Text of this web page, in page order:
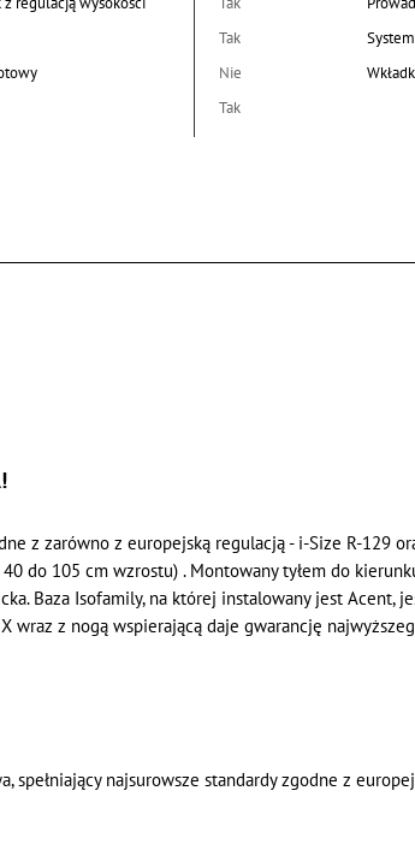
Tak
Nie
Tak
z zarówno z europejską regulacją - i-Size R-129
do 105 cm wzrostu) . Montowany tyłem do
Baza Isofamily, na której instalowany jest Acent,
wraz z nogą wspierającą daje gwarancję
najsurowsze standardy zgodne z